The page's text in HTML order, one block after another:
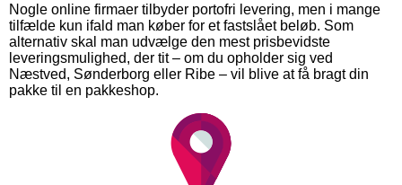
Nogle online firmaer tilbyder portofri levering, men i mange
tilfælde kun ifald man køber for et fastslået beløb. Som
alternativ skal man udvælge den mest prisbevidste
leveringsmulighed, der tit – om du opholder sig ved
Næstved, Sønderborg eller Ribe – vil blive at få bragt din
pakke til en pakkeshop.